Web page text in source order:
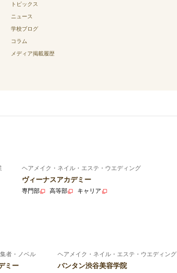
トピックス
ニュース
学校ブログ
コラム
メディア掲載履歴
ヘアメイク・ネイル・エステ・ウエディング
ヴィーナスアカデミー
専門部 高等部 キャリア
者・ノベル
ミー
ヘアメイク・ネイル・エステ・ウエディング
バンタン渋谷美容学院